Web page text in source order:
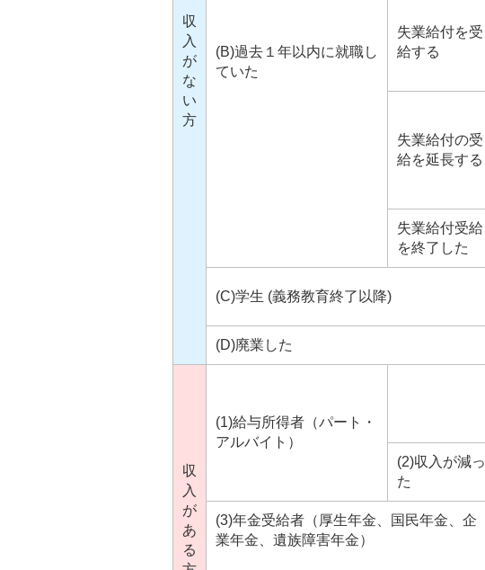
収
入
が
な
い
方
(B)過去１年以内に就職し
ていた
失業給付を受
給する
失業給付の受
給を延長する
失業給付受給
を終了した
(C)学生 (義務教育終了以降)
(D)廃業した
収
入
が
あ
る
(1)給与所得者（パート・
アルバイト）
(2)収入が減っ
た
(3)年金受給者（厚生年金、国民年金、企
業年金、遺族障害年金）